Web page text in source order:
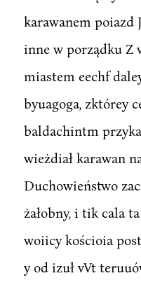
karawanem poiazd
inne w porządku Z
miastem eechf
byuagoga, zktórey
baldachintm
wieżdiał karawan
Duchowieństwo
żałobny, i tik cala
woiicy kościoia
y od izuł vVt